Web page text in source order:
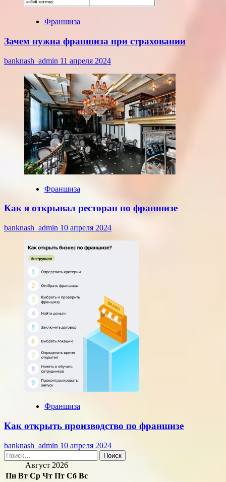
Франшиза
Зачем нужна франшиза при страховании
banknash_admin 11 апреля 2024
Франшиза
Как я открывал ресторан по франшизе
banknash_admin 10 апреля 2024
Франшиза
Как открыть производство по франшизе
banknash_admin 10 апреля 2024
Найти:
Август 2026
Пн Вт Ср Чт Пт Сб Вс